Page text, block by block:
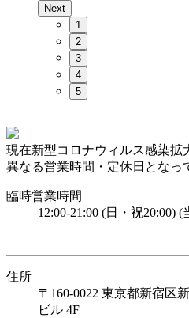
Next
1
2
3
4
5
現在新型コロナウィルス感染拡
異なる営業時間・定休日となっ
臨時営業時間
12:00-21:00 (日・祝20:00) (
住所
〒160-0022 東京都新宿区
ビル 4F